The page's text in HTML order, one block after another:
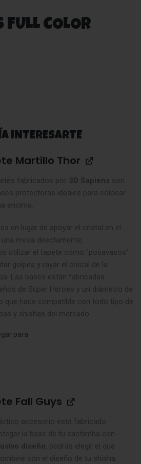
FULL COLOR
INTERESARTE
Martillo Thor
fabricados por 3D Sapiens son
protectoras ideales para colocar
encima.
en lugar de apoyar el cristal en el
una mesa directamente,
utilizar el tapete como "posavasos"
golpes y rayar el cristal de la
Las bases están fabricadas
de Super Héroes y un diámetro de
que hace compatible con todo tipo de
y shishas del mercado.
para
Fall Guys
accesorio está fabricado
la base de tu cachimba con
diseño, podrás elegir el que
con el diseño de tu shisha.